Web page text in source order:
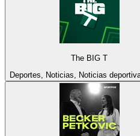
The BIG T
Deportes, Noticias, Noticias